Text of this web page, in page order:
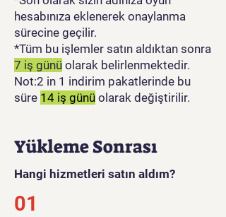
hesabınıza eklenerek onaylanma
sürecine geçilir.
*Tüm bu işlemler satın aldıktan sonra
7 iş günü olarak belirlenmektedir.
Not:2 in 1 indirim pakatlerinde bu
süre 14 iş günü olarak değiştirilir.
Yükleme Sonrası
Hangi hizmetleri satın aldım?
01